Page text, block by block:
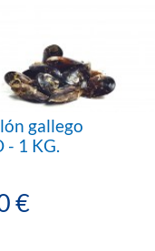
gallego
- 1 KG.
€